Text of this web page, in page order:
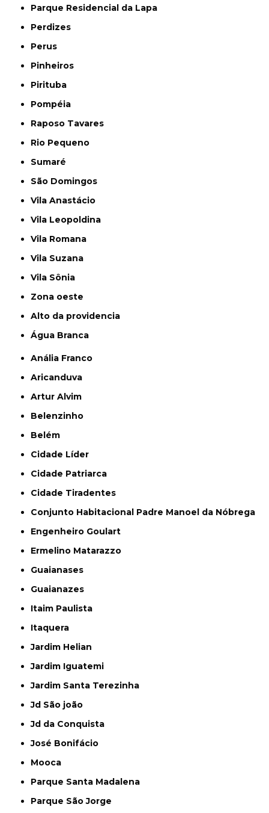
Parque Residencial da Lapa
Perdizes
Perus
Pinheiros
Pirituba
Pompéia
Raposo Tavares
Rio Pequeno
Sumaré
São Domingos
Vila Anastácio
Vila Leopoldina
Vila Romana
Vila Suzana
Vila Sônia
Zona oeste
alto da providencia
Água Branca
Anália Franco
Aricanduva
Artur Alvim
Belenzinho
Belém
Cidade Líder
Cidade Patriarca
Cidade Tiradentes
Conjunto Habitacional Padre Manoel da Nóbrega
Engenheiro Goulart
Ermelino Matarazzo
Guaianases
Guaianazes
Itaim Paulista
Itaquera
Jardim Helian
Jardim Iguatemi
Jardim Santa Terezinha
Jd São joão
Jd da Conquista
José Bonifácio
Mooca
Parque Santa Madalena
Parque São Jorge